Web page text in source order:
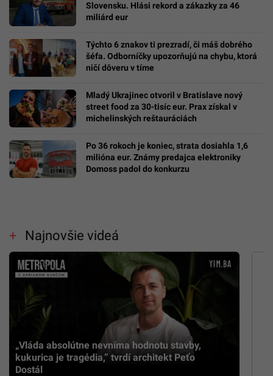
Slovensku. Hlási rekord a zákazky za 46
miliárd eur
Týchto 6 znakov ti prezradí, či máš dobrého
šéfa. Odborníčky upozorňujú na chybu, ktorá
ničí dôveru v tíme
Mladý Ukrajinec otvoril v Bratislave nový
street food za 30-tisíc eur. Prax získal v
michelinských reštauráciách
Po 36 rokoch je koniec, strata dosiahla 1,6
milióna eur. Známy predajca elektroniky
Domoss padol do konkurzu
Najnovšie videá
„Vláda absolútne nevníma hodnotu stavby,
kukurica je tragédia,” tvrdí architekt Peťo
Dostál